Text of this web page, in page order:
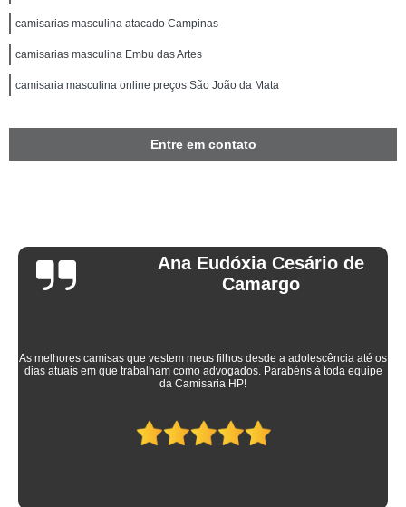
camisarias masculina atacado Campinas
camisarias masculina Embu das Artes
camisaria masculina online preços São João da Mata
Entre em contato
Ana Eudóxia Cesário de
Camargo
As melhores camisas que vestem meus filhos desde a adolescência até os
dias atuais em que trabalham como advogados. Parabéns à toda equipe
da Camisaria HP!